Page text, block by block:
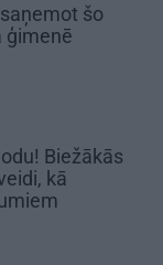
šo
ģimenē
Biežākās
kā